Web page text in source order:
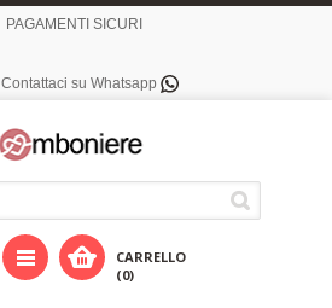
PAGAMENTI SICURI
Contattaci su Whatsapp
CARRELLO
(0)